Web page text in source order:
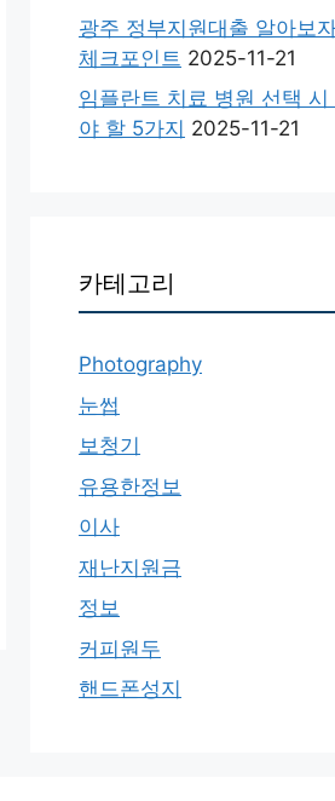
광주 정부지원대출 알아보
체크포인트 2025-11-21
임플란트 치료 병원 선택 시
야 할 5가지 2025-11-21
카테고리
Photography
눈썹
보청기
유용한정보
이사
재난지원금
정보
커피원두
핸드폰성지